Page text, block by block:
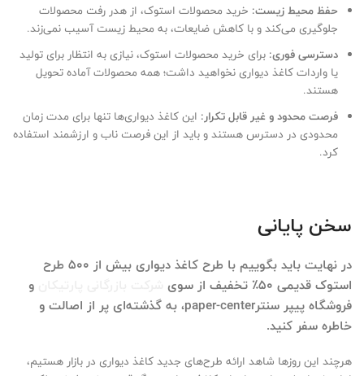
حفظ محیط زیست: خرید محصولات استوک، از هدر رفت محصولات
جلوگیری می‌کند و با کاهش ضایعات، به محیط زیست آسیب نمی‌زند.
دسترسی فوری: برای خرید محصولات استوک، نیازی به انتظار برای تولید
یا واردات کاغذ دیواری نخواهید داشت؛ همه محصولات آماده تحویل
هستند.
فرصت محدود و غیر قابل تکرار: این کاغذ دیواری‌ها تنها برای مدت زمان
محدودی در دسترس هستند و باید از این فرصت ناب و ارزشمند استفاده
کرد.
سخن پایانی
در نهایت باید بگوییم با طرح کاغذ دیواری بیش از 500 طرح
استوک قدیمی 50٪ تخفیف از سوی
و
فروشگاه پیپر سنترpaper-center، به گذشته‌ای پر از اصالت و
خاطره سفر کنید.
هرچند این روزها شاهد ارائه طرح‌های جدید کاغذ دیواری در بازار هستیم،